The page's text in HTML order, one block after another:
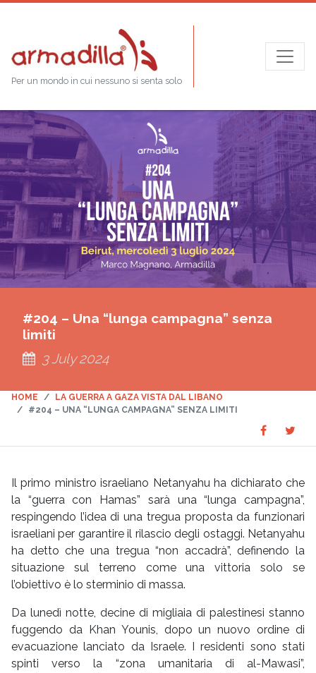
Per un mondo in cui nessuno si senta solo
#204 – Una “lunga campagna” senza
limiti
3 July 2024
HOME
LA GUERRA A GAZA VISTA DAL LIBANO
#204 – UNA “LUNGA CAMPAGNA” SENZA LIMITI
Share
on
on
Il primo ministro israeliano Netanyahu ha dichiarato che
la “guerra con Hamas” sarà una “lunga campagna”,
respingendo l’idea di una tregua proposta da funzionari
israeliani per garantire il rilascio degli ostaggi. Netanyahu
ha detto che una tregua “non accadrà”, definendo la
situazione sul terreno come una vittoria solo se
l’obiettivo è lo sterminio di massa.
Da lunedì notte, decine di migliaia di palestinesi stanno
fuggendo da Khan Younis, dopo un nuovo ordine di
evacuazione lanciato da Israele. I residenti sono stati
spinti verso la “zona umanitaria di al-Mawasi”,